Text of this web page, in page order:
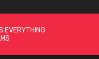
EVERYTHING